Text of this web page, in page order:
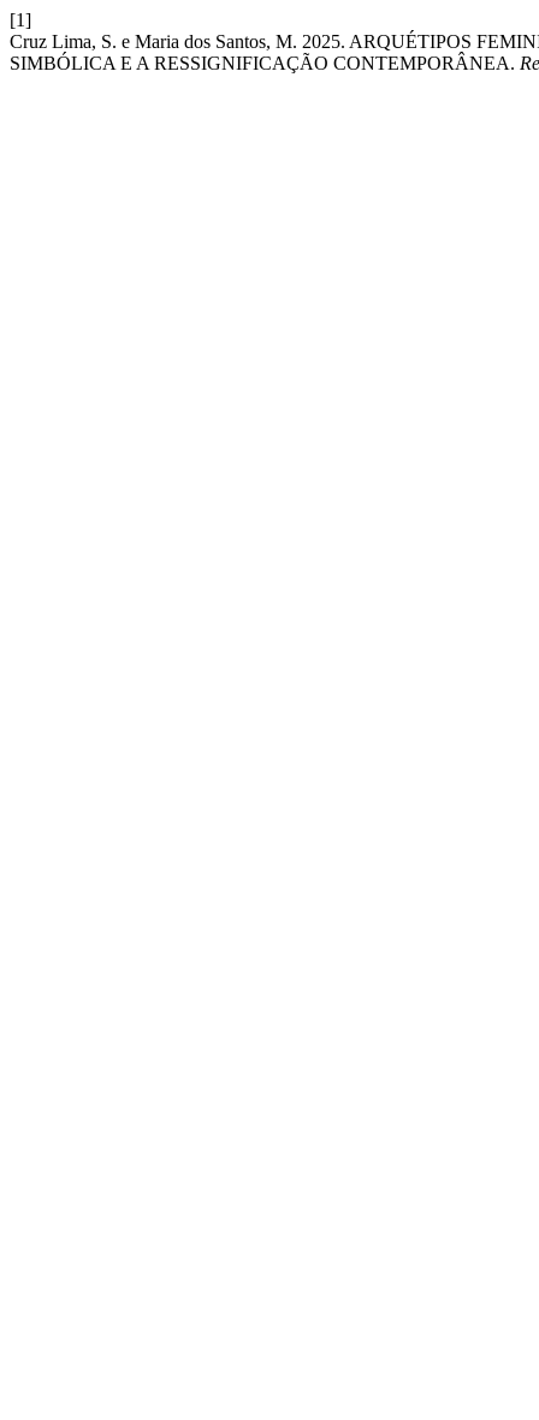
[1]
Cruz Lima, S. e Maria dos Santos, M. 2025. ARQUÉTIPOS
SIMBÓLICA E A RESSIGNIFICAÇÃO CONTEMPORÂNEA.